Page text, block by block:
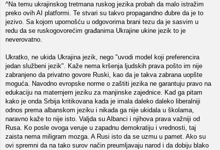
^Na temu ukrajinskog tretmana ruskog jezika probah da malo istražim
preko ovih AI platformi. Te stvari su takvo propagandno đubre da je to
jezivo. Sa kojom upornošću u odgovorima brani tezu da je sasvim u
redu da se ruskogovorećim građanima Ukrajine ukine jezik to je
neverovatno.
Ukratko, ne ukida Ukrajina jezik, nego "uvodi model koji preferencira
jedan službeni jezik". Kaže nema kršenja ljudskih prava pošto im nije
zabranjeno da privatno govore Ruski, kao da je takva zabrana uopšte
moguća. Navodno evropske norme o zaštiti jezika ne garantuju pravo na
edukaciju na maternjem jeziku za manjinske zajednice. Kad ga pitam
kako je onda Srbija kritikovana kada je imala daleko daleko liberalniji
odnos prema albanskom jeziku i nikada ga nije ukidala u školama,
naravno kaže to nije isto. Valjda su Albanci i njihova prava važniji od
Rusa. Ko posle ovoga veruje u zapadnu demokratiju i vrednosti, taj
zaista nema miligram mozga. A Rusi isto da se uzmu u pamet. Ako su
ovi spremni da na tako surov način preumljavaju narod i da dobiju blako